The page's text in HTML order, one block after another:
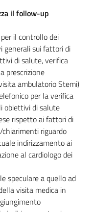
il follow-up
il controllo dei
generali sui fattori di
di salute, verifica
prescrizione
ambulatorio Stemi)
per la verifica
obiettivi di salute
rispetto ai fattori di
riguardo
indirizzamento ai
al cardiologo dei
speculare a quello ad
visita medica in